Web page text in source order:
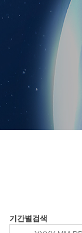
기간별검색